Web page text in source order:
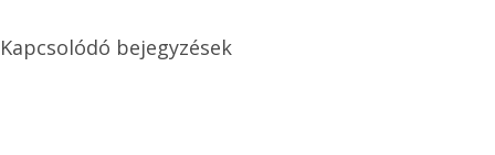
Kapcsolódó bejegyzések